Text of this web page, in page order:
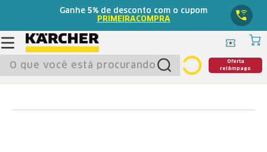
Ganhe 5% de desconto com o cupom
PRIMEIRACOMPRA
O que você está procurando?
Oferta
relâmpago